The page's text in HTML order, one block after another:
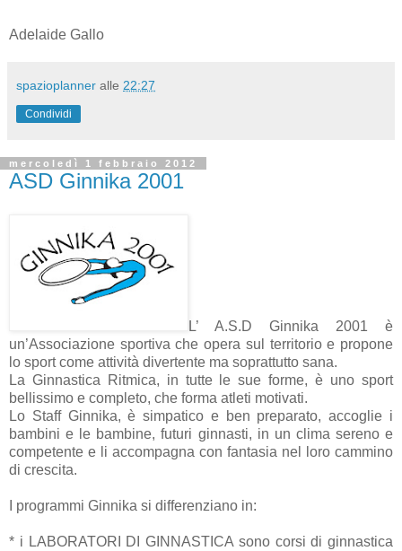
Adelaide Gallo
spazioplanner alle 22:27
Condividi
mercoledì 1 febbraio 2012
ASD Ginnika 2001
L’ A.S.D Ginnika 2001 è
un’Associazione sportiva che opera sul territorio e propone
lo sport come attività divertente ma soprattutto sana.
La Ginnastica Ritmica, in tutte le sue forme, è uno sport
bellissimo e completo, che forma atleti motivati.
Lo Staff Ginnika, è simpatico e ben preparato, accoglie i
bambini e le bambine, futuri ginnasti, in un clima sereno e
competente e li accompagna con fantasia nel loro cammino
di crescita.
I programmi Ginnika si differenziano in:
* i LABORATORI DI GINNASTICA sono corsi di ginnastica